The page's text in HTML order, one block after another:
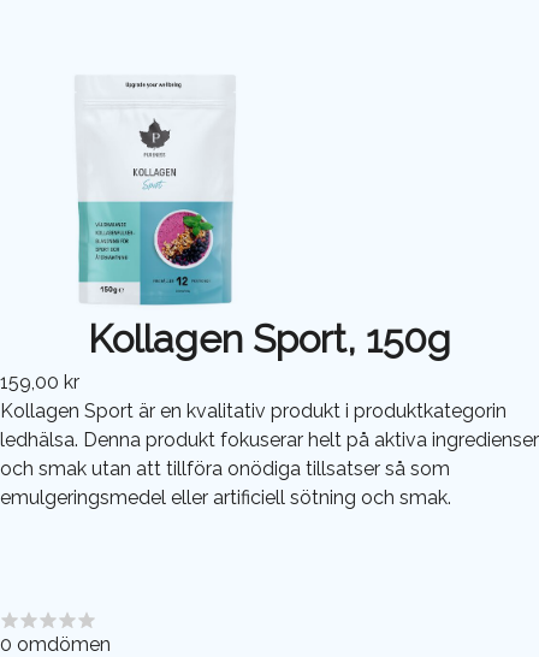
Kollagen Sport, 150g
159,00 kr
Kollagen Sport är en kvalitativ produkt i produktkategorin
ledhälsa. Denna produkt fokuserar helt på aktiva ingredienser
och smak utan att tillföra onödiga tillsatser så som
emulgeringsmedel eller artificiell sötning och smak.
0 omdömen